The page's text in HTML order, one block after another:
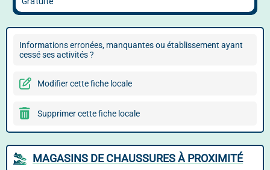
Informations erronées, manquantes ou établissement ayant
cessé ses activités ?
Modifier cette fiche locale
Supprimer cette fiche locale
MAGASINS DE CHAUSSURES À PROXIMITÉ